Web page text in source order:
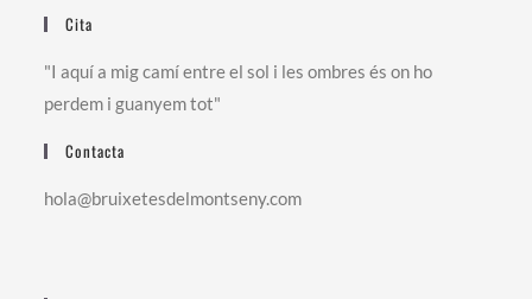
Cita
"I aquí a mig camí entre el sol i les ombres és on ho
perdem i guanyem tot"
Contacta
hola@bruixetesdelmontseny.com